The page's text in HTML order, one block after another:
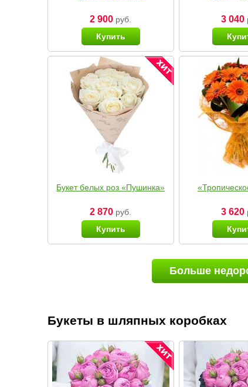
2 900 руб.
Купить
3 040
Букет белых роз «Пушинка»
2 870 руб.
Купить
3 620
Больше
Букеты в шляпных коробках